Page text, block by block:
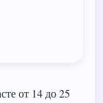
от 14 до 25